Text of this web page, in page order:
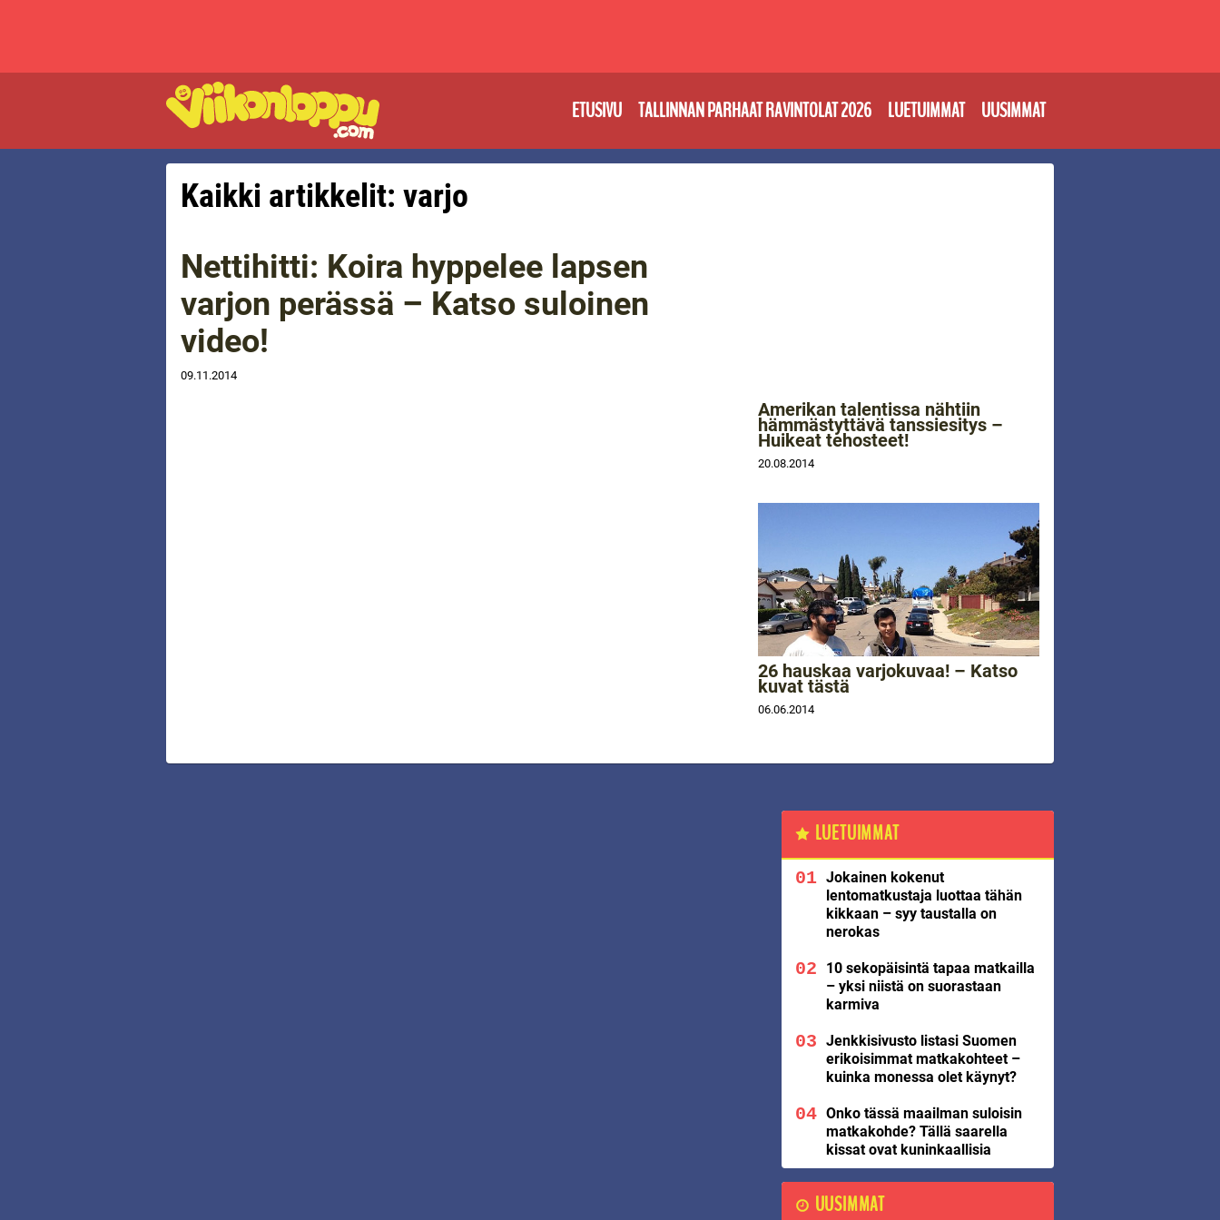
ETUSIVU TALLINNAN PARHAAT RAVINTOLAT 2026 LUETUIMMAT UUSIMMAT
Kaikki artikkelit: varjo
Nettihitti: Koira hyppelee lapsen
varjon perässä – Katso suloinen
video!
09.11.2014
Amerikan talentissa nähtiin
hämmästyttävä tanssiesitys –
Huikeat tehosteet!
20.08.2014
26 hauskaa varjokuvaa! – Katso
kuvat tästä
06.06.2014
LUETUIMMAT
Jokainen kokenut
lentomatkustaja luottaa tähän
kikkaan – syy taustalla on
nerokas
10 sekopäisintä tapaa matkailla
– yksi niistä on suorastaan
karmiva
Jenkkisivusto listasi Suomen
erikoisimmat matkakohteet –
kuinka monessa olet käynyt?
Onko tässä maailman suloisin
matkakohde? Tällä saarella
kissat ovat kuninkaallisia
UUSIMMAT